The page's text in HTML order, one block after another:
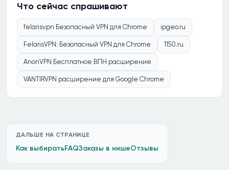
Что сейчас спрашивают
felarisvpn Безопасный VPN для Chrome ipgeo.ru
FelarisVPN: Безопасный VPN для Chrome 1150.ru
AnonVPN Бесплатное ВПН расширение
VANTIRVPN расширение для Google Chrome
ДАЛЬШЕ НА СТРАНИЦЕ
Как выбиратьFAQЗаказы в нишеОтзывы